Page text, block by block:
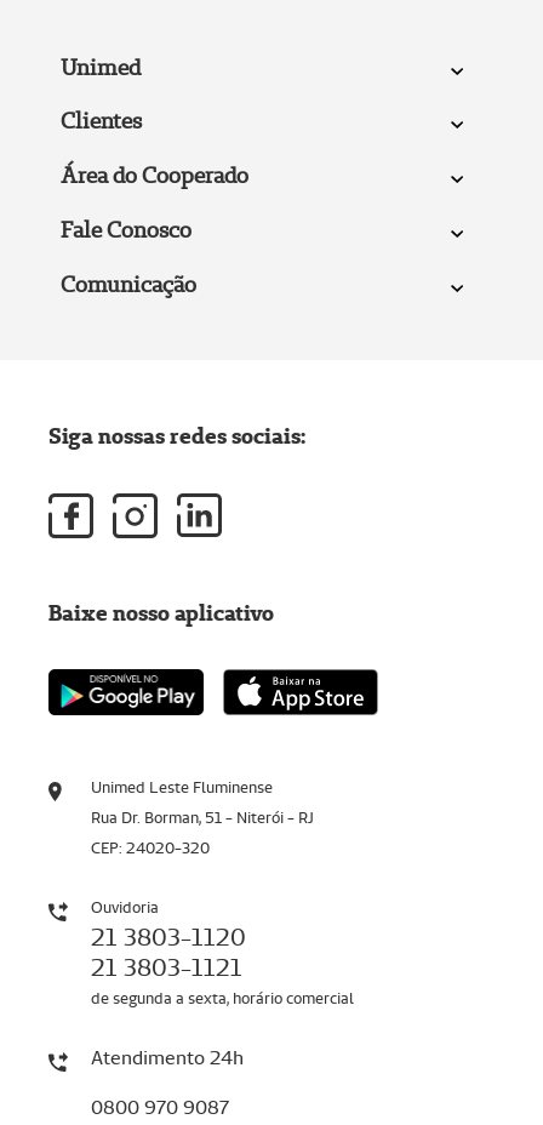
Unimed
Clientes
Área do Cooperado
Fale Conosco
Comunicação
Unimed Leste Fluminense
Rua Dr. Borman, 51 - Niterói - RJ
CEP: 24020-320
Ouvidoria
21 3803-1120
21 3803-1121
de segunda a sexta, horário comercial
Atendimento 24h
0800 970 9087
Siga nossas redes sociais:
Baixe nosso aplicativo